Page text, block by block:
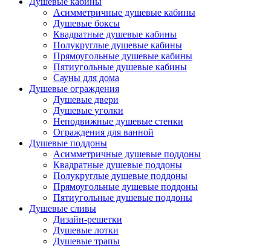
Асимметричные душевые кабины
Душевые боксы
Квадратные душевые кабины
Полукруглые душевые кабины
Прямоугольные душевые кабины
Пятиугольные душевые кабины
Сауны для дома
Душевые ограждения
Душевые двери
Душевые уголки
Неподвижные душевые стенки
Ограждения для ванной
Душевые поддоны
Асимметричные душевые поддоны
Квадратные душевые поддоны
Полукруглые душевые поддоны
Прямоугольные душевые поддоны
Пятиугольные душевые поддоны
Душевые сливы
Дизайн-решетки
Душевые лотки
Душевые трапы